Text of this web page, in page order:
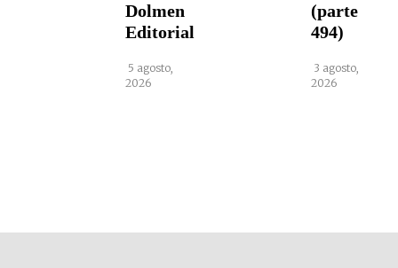
Dolmen
Editorial
5 agosto,
2026
(parte
494)
3 agosto,
2026